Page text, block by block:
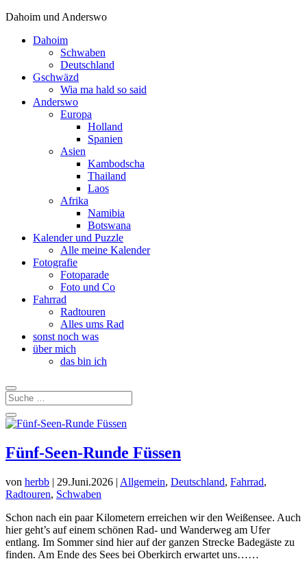
Dahoim und Anderswo
Dahoim
Schwaben
Deutschland
Gschwäzd
Wia ma hald so said
Anderswo
Europa
Holland
Spanien
Asien
Kambodscha
Thailand
Laos
Afrika
Namibia
Botswana
Kalender und Puzzle
Alle meine Kalender
Fotografie
Fotoparade
Foto und Co
Fahrrad
Radtouren
Alles ums Rad
sonst noch was
über mich
das bin ich
Fünf-Seen-Runde Füssen
von herbb | 29.Juni.2026 | Allgemein, Deutschland, Fahrrad,
Radtouren, Schwaben
Schon nach ein paar Kilometern erreichen wir den Weißensee. Auch
hier geht’s auf einem schönen Rad- und Wanderweg am Ufer
entlang. Im Sommer sind hier auf der ganzen Strecke Badegäste zu
finden. Am Ende des Sees bei Oberkirch erwartet uns……